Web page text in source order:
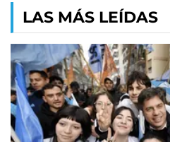
LAS MÁS LEÍDAS